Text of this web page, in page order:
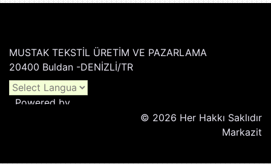
MUSTAK TEKSTİL ÜRETİM VE PAZARLAMA
20400 Buldan -DENİZLİ/TR
Powered by
© 2026 Her Hakkı Saklıdır
Markazit